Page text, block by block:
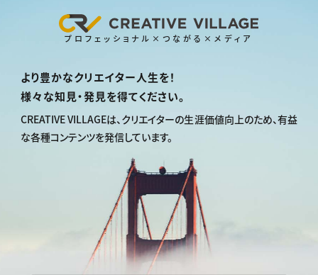
プロフェッショナル×つながる×メディア
より豊かなクリエイター人生を！
様々な知見・発見を得てください。
CREATIVE VILLAGEは、クリエイターの生涯価値向上のため、有益
な各種コンテンツを発信しています。